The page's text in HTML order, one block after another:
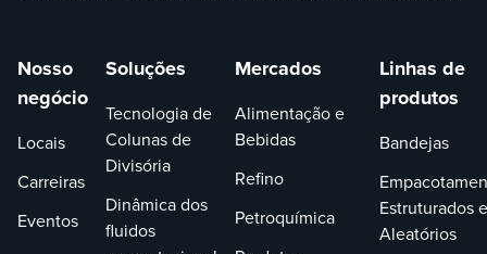
Nosso
negócio
Locais
Carreiras
Eventos
Soluções
Tecnologia de
Colunas de
Divisória
Dinâmica dos
fluidos
Mercados
Alimentação e
Bebidas
Refino
Petroquímica
Linhas de
produtos
Bandejas
Estruturados e
Aleatórios